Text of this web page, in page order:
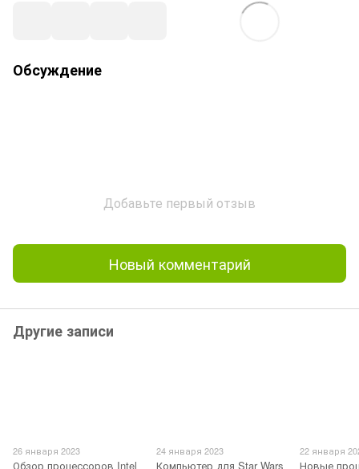
Обсуждение
Добавьте первый отзыв
Новый комментарий
Другие записи
26 января 2023
Обзор процессоров Intel
24 января 2023
Компьютер для Star Wars
22 января
Новые